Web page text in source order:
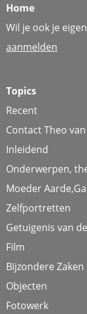
Home
Wil je ook je
aanmelden
Topics
Recent
Contact Theo
Inleidend
Onderwerpen,
Moeder
Zelfportretten
Getuigenis van
Film
Bijzondere Zaken
Objecten
Fotowerk